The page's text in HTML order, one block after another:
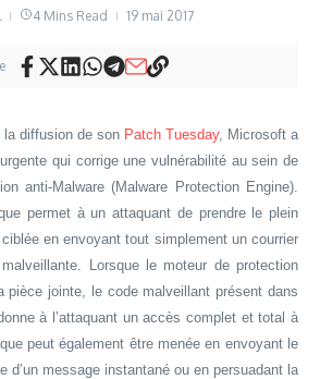
4 Mins Read 19 mai 2017
la diffusion de son Patch Tuesday, Microsoft a
qui corrige une vulnérabilité au sein de
anti-Malware (Malware Protection Engine).
permet à un attaquant de prendre le plein
en envoyant tout simplement un courrier
Lorsque le moteur de protection
pièce jointe, le code malveillant présent dans
à l’attaquant un accès complet et total à
peut également être menée en envoyant le
d’un message instantané ou en persuadant la